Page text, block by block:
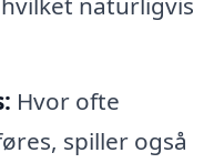
Hvor ofte
spiller også